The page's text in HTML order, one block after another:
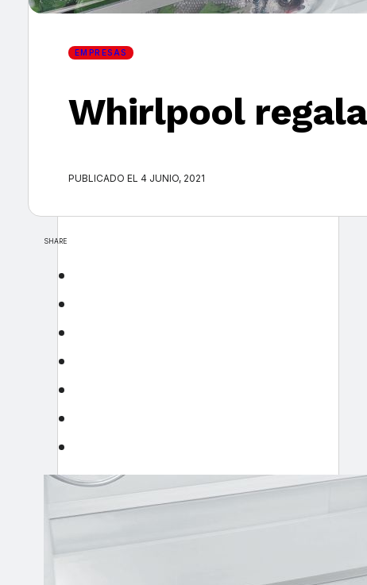
EMPRESAS
Whirlpool
PUBLICADO EL 4 JUNIO, 2021
SHARE